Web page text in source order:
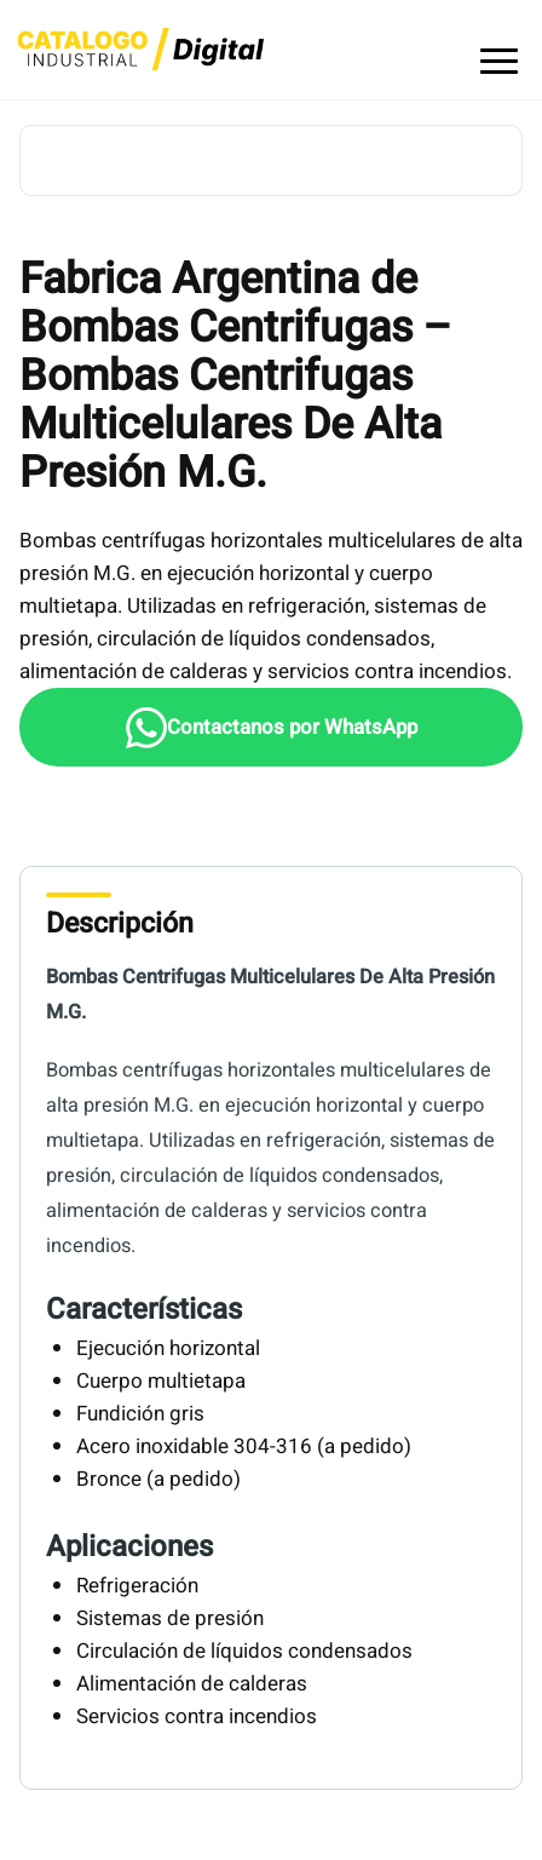
to
Fabrica Argentina de
Bombas Centrifugas –
Bombas Centrifugas
Multicelulares De Alta
Presión M.G.
Bombas centrífugas horizontales multicelulares de alta
presión M.G. en ejecución horizontal y cuerpo
multietapa. Utilizadas en refrigeración, sistemas de
presión, circulación de líquidos condensados,
alimentación de calderas y servicios contra incendios.
Descripción
Bombas Centrifugas Multicelulares De Alta Presión
M.G.
Bombas centrífugas horizontales multicelulares de
alta presión M.G. en ejecución horizontal y cuerpo
multietapa. Utilizadas en refrigeración, sistemas de
presión, circulación de líquidos condensados,
alimentación de calderas y servicios contra
incendios.
Características
Ejecución horizontal
Cuerpo multietapa
Fundición gris
Acero inoxidable 304-316 (a pedido)
Bronce (a pedido)
Aplicaciones
Refrigeración
Sistemas de presión
Circulación de líquidos condensados
Alimentación de calderas
Servicios contra incendios